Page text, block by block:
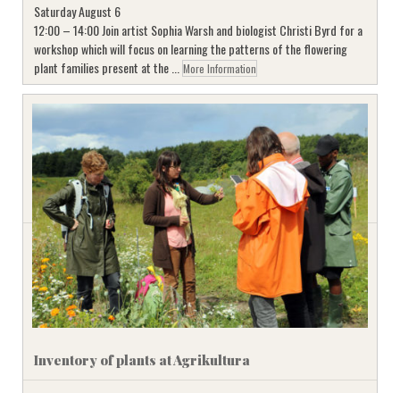
Saturday August 6
12:00 – 14:00 Join artist Sophia Warsh and biologist Christi Byrd for a
workshop which will focus on learning the patterns of the flowering
plant families present at the ...
More Information
Inventory of plants at Agrikultura